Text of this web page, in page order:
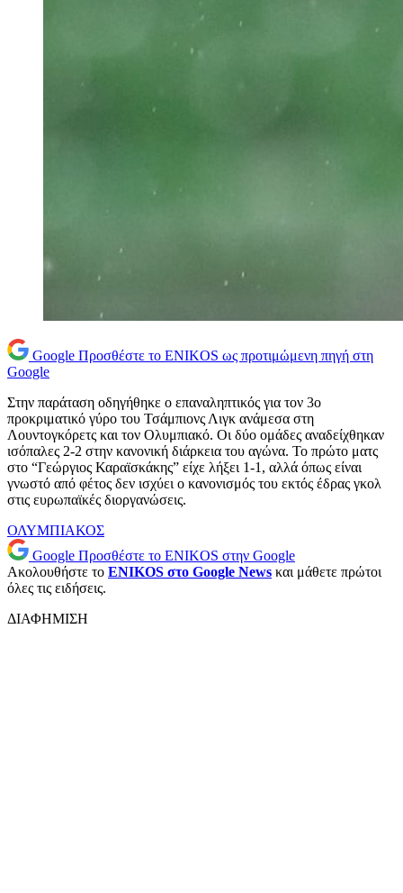
Google Προσθέστε το ENIKOS ως προτιμώμενη πηγή στη
Google
Στην παράταση οδηγήθηκε ο επαναληπτικός για τον 3ο
προκριματικό γύρο του Τσάμπιονς Λιγκ ανάμεσα στη
Λουντογκόρετς και τον Ολυμπιακό. Οι δύο ομάδες αναδείχθηκαν
ισόπαλες 2-2 στην κανονική διάρκεια του αγώνα. Το πρώτο ματς
στο “Γεώργιος Καραϊσκάκης” είχε λήξει 1-1, αλλά όπως είναι
γνωστό από φέτος δεν ισχύει ο κανονισμός του εκτός έδρας γκολ
στις ευρωπαϊκές διοργανώσεις.
ΟΛΥΜΠΙΑΚΟΣ
Google Προσθέστε το ENIKOS στην Google
Ακολουθήστε το ENIKOS στο Google News και μάθετε πρώτοι
όλες τις ειδήσεις.
ΔΙΑΦΗΜΙΣΗ